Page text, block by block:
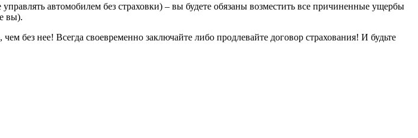
автомобилем без страховки) – вы будете обязаны возместить все причиненные ущербы
вы).
без нее! Всегда своевременно заключайте либо продлевайте договор страхования! И будьте